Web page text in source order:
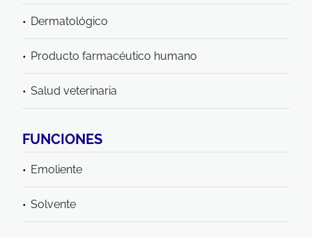
Dermatológico
Producto farmacéutico humano
Salud veterinaria
FUNCIONES
Emoliente
Solvente